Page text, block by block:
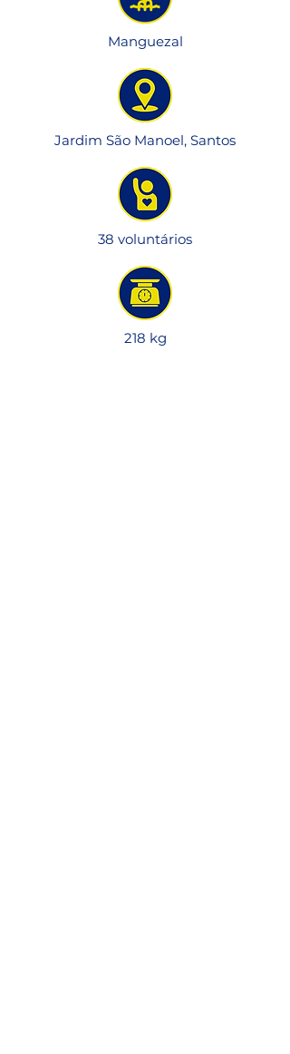
Manguezal
Jardim São Manoel, Santos
38 voluntários
218 kg